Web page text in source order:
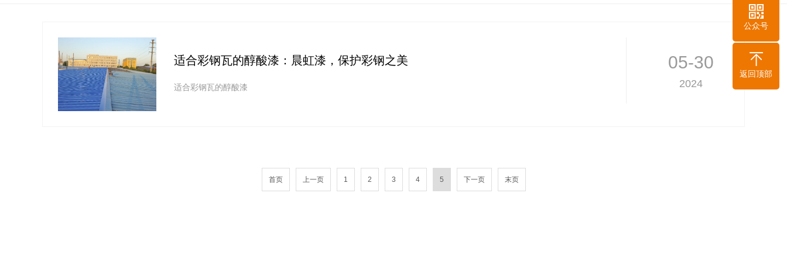
05-30
2024
适合彩钢瓦的醇酸漆：晨虹漆，保护彩钢之美
适合彩钢瓦的醇酸漆
首页 上一页 1 2 3 4 5 下一页 末页
公众号
返回顶部